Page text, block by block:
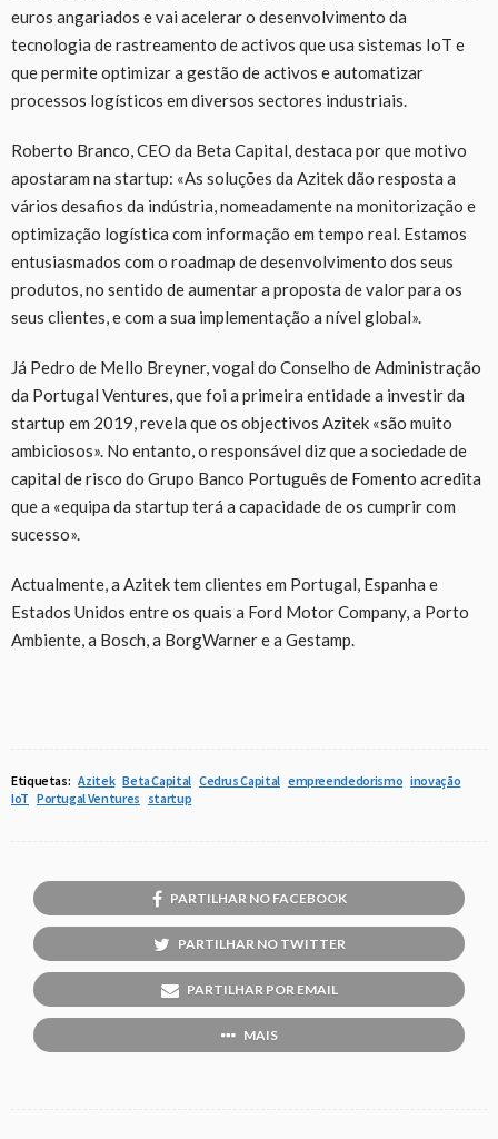
euros angariados e vai acelerar o desenvolvimento da
tecnologia de rastreamento de activos que usa sistemas IoT e
que permite optimizar a gestão de activos e automatizar
processos logísticos em diversos sectores industriais.
Roberto Branco, CEO da Beta Capital, destaca por que motivo
apostaram na startup: «As soluções da Azitek dão resposta a
vários desafios da indústria, nomeadamente na monitorização e
optimização logística com informação em tempo real. Estamos
entusiasmados com o roadmap de desenvolvimento dos seus
produtos, no sentido de aumentar a proposta de valor para os
seus clientes, e com a sua implementação a nível global».
Já Pedro de Mello Breyner, vogal do Conselho de Administração
da Portugal Ventures, que foi a primeira entidade a investir da
startup em 2019, revela que os objectivos Azitek «são muito
ambiciosos». No entanto, o responsável diz que a sociedade de
capital de risco do Grupo Banco Português de Fomento acredita
que a «equipa da startup terá a capacidade de os cumprir com
sucesso».
Actualmente, a Azitek tem clientes em Portugal, Espanha e
Estados Unidos entre os quais a Ford Motor Company, a Porto
Ambiente, a Bosch, a BorgWarner e a Gestamp.
Etiquetas: Azitek Beta Capital Cedrus Capital empreendedorismo inovação
IoT Portugal Ventures startup
PARTILHAR NO FACEBOOK
PARTILHAR NO TWITTER
PARTILHAR POR EMAIL
MAIS